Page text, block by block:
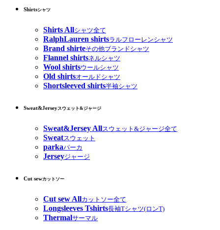
Shirtsシャツ
Shirts Allシャツ全て
RalphLauren shirtsラルフローレンシャツ
Brand shirteその他ブランドシャツ
Flannel shirtsネルシャツ
Wool shirtsウールシャツ
Old shirtsオールドシャツ
Shortsleeved shirts半袖シャツ
Sweat&Jerseyスウェット&ジャージ
Sweat&Jersey Allスウェット&ジャージ全て
Sweatスウェット
parkaパーカ
Jerseyジャージ
Cut sewカットソー
Cut sew Allカットソー全て
Longsleeves Tshirts長袖Tシャツ(ロンT)
Thermalサーマル